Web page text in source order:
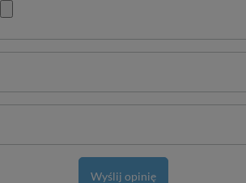
Wyślij opinię